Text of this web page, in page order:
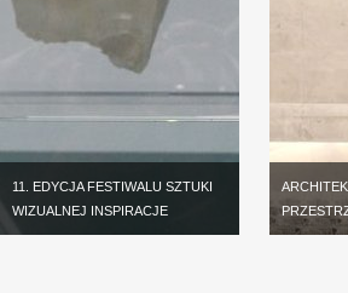
11. EDYCJA FESTIWALU SZTUKI
WIZUALNEJ INSPIRACJE